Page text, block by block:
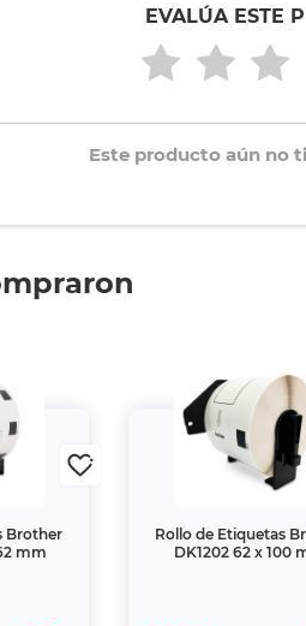
EVALÚA ESTE
Este producto aún no
Brother
mm
Rollo de Etiquetas
DK1202 62 x 100